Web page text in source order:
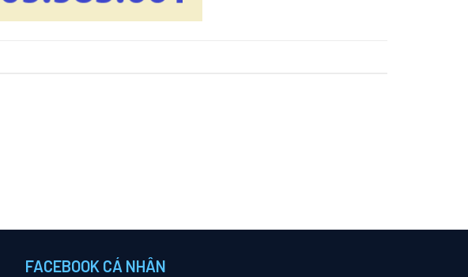
FACEBOOK CÁ NHÂN